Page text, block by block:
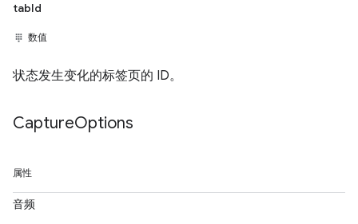
tabId
数值
状态发生变化的标签页的 ID。
CaptureOptions
属性
音频